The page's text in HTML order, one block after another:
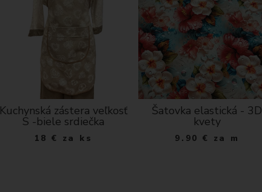
Kuchynská zástera veľkosť
S -biele srdiečka
18 € za ks
Šatovka elastická - 3D
kvety
9.90 € za m